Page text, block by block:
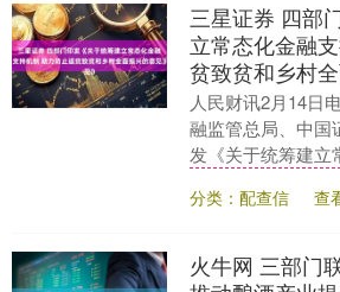
三星证券 四部
立常态化金融
贫致贫和乡村
人民财讯2月14日
融监管总局、中国
发《关于统筹建立
力防止返贫致贫
见》，《意见》要
分类：配查信 查
火牛网 三部门